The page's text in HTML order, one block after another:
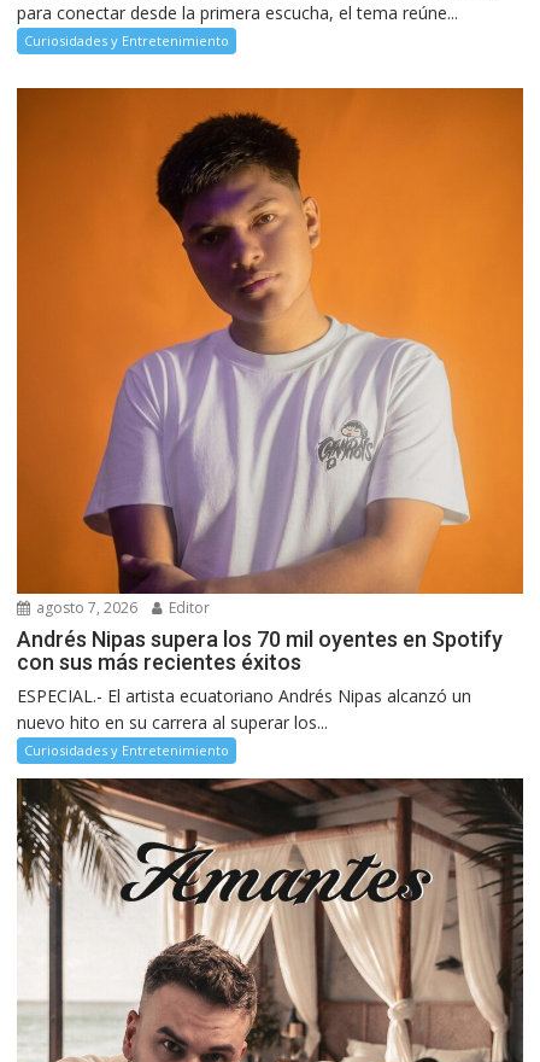
para conectar desde la primera escucha, el tema reúne...
Curiosidades y Entretenimiento
agosto 7, 2026 Editor
Andrés Nipas supera los 70 mil oyentes en Spotify
con sus más recientes éxitos
ESPECIAL.- El artista ecuatoriano Andrés Nipas alcanzó un
nuevo hito en su carrera al superar los...
Curiosidades y Entretenimiento